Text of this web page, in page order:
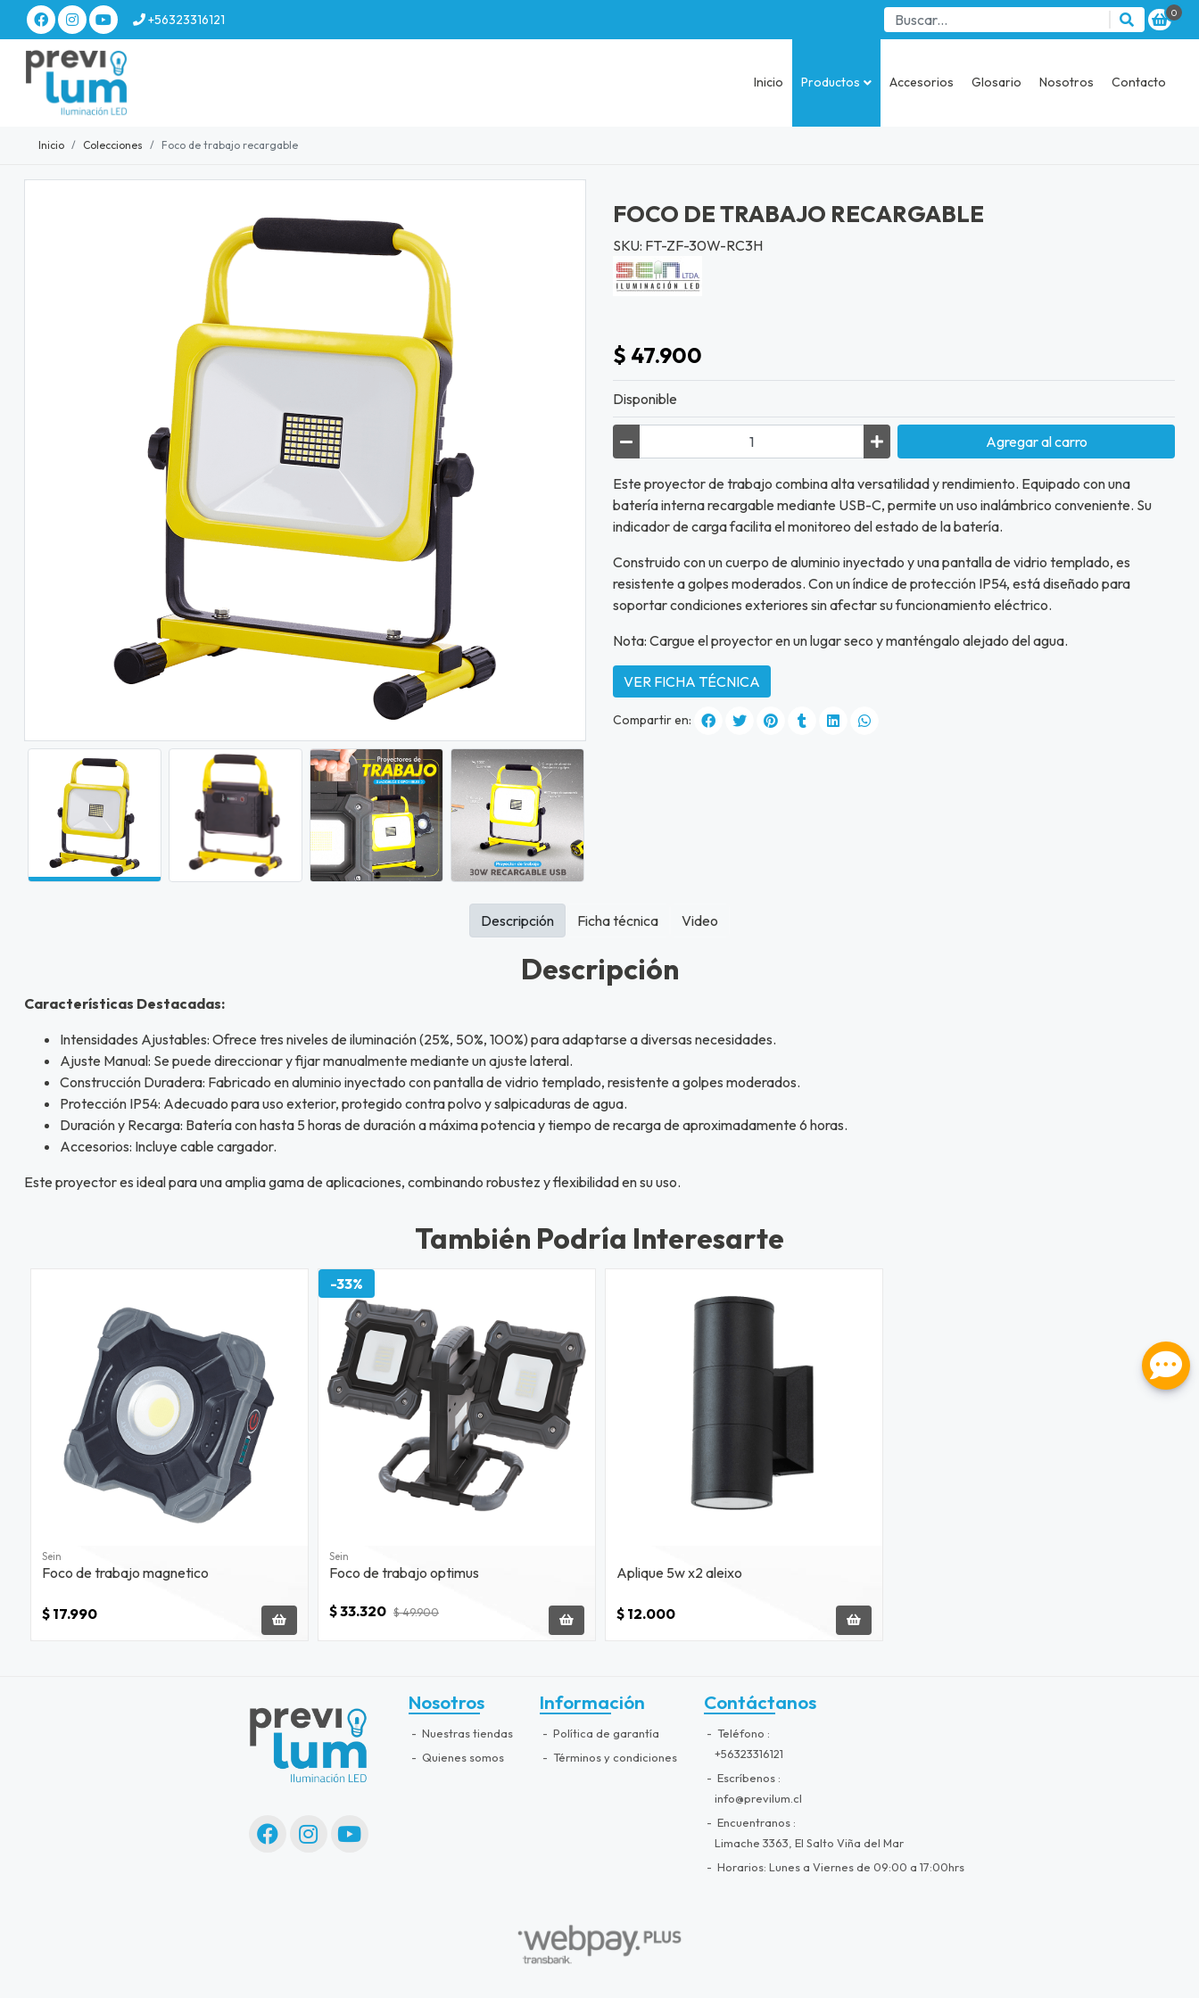
+56323316121 0
Inicio Productos Accesorios Glosario Nosotros Contacto
Inicio Colecciones Foco de trabajo recargable
FOCO DE TRABAJO RECARGABLE
SKU: FT-ZF-30W-RC3H
$ 47.900
Disponible
Agregaral carro
Este proyector de trabajo combina alta versatilidad y rendimiento. Equipado con una
batería interna recargable mediante USB-C, permite un uso inalámbrico conveniente. Su
indicador de carga facilita el monitoreo del estado de la batería.
Construido con un cuerpo de aluminio inyectado y una pantalla de vidrio templado, es
resistente a golpes moderados. Con un índice de protección IP54, está diseñado para
soportar condiciones exteriores sin afectar su funcionamiento eléctrico.
Nota: Cargue el proyector en un lugar seco y manténgalo alejado del agua.
VER FICHA TÉCNICA
Compartir en:
Descripción
Características Destacadas:
Intensidades Ajustables: Ofrece tres niveles de iluminación (25%, 50%, 100%) para adaptarse a diversas necesidades.
Ajuste Manual: Se puede direccionar y fijar manualmente mediante un ajuste lateral.
Construcción Duradera: Fabricado en aluminio inyectado con pantalla de vidrio templado, resistente a golpes moderados.
Protección IP54: Adecuado para uso exterior, protegido contra polvo y salpicaduras de agua.
Duración y Recarga: Batería con hasta 5 horas de duración a máxima potencia y tiempo de recarga de aproximadamente 6 horas.
Accesorios: Incluye cable cargador.
Este proyector es ideal para una amplia gama de aplicaciones, combinando robustez y flexibilidad en su uso.
Descripción Ficha técnica Video
También Podría Interesarte
Sein
Foco de trabajo magnetico
$ 17.990
-33%
Sein
Foco de trabajo optimus
$ 33.320 $ 49.900
Aplique 5w x2 aleixo
$ 12.000
Nosotros
Nuestras tiendas
Quienes somos
Información
Política de garantía
Términos y condiciones
Contáctanos
Teléfono
+56323316121
Escríbenos
info@previlum.cl
Encuentranos
Limache 3363, El Salto Viña del Mar
Horarios: Lunes a Viernes de 09:00 a 17:00hrs